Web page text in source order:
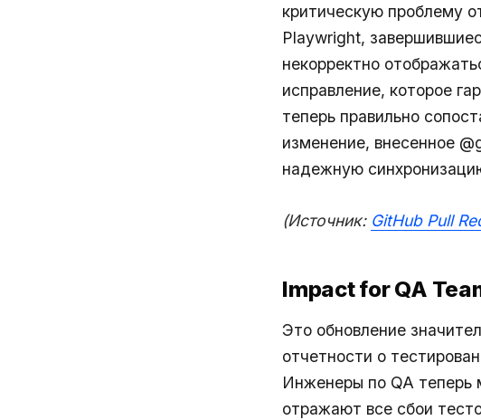
критическую проблему
Playwright,
некорректно
исправление, которое
теперь правильно
изменение, внесенное
надежную
(Источник: GitHub Pull
Impact for QA
Это обновление
отчетности о
Инженеры по QA теперь
отражают все сбои